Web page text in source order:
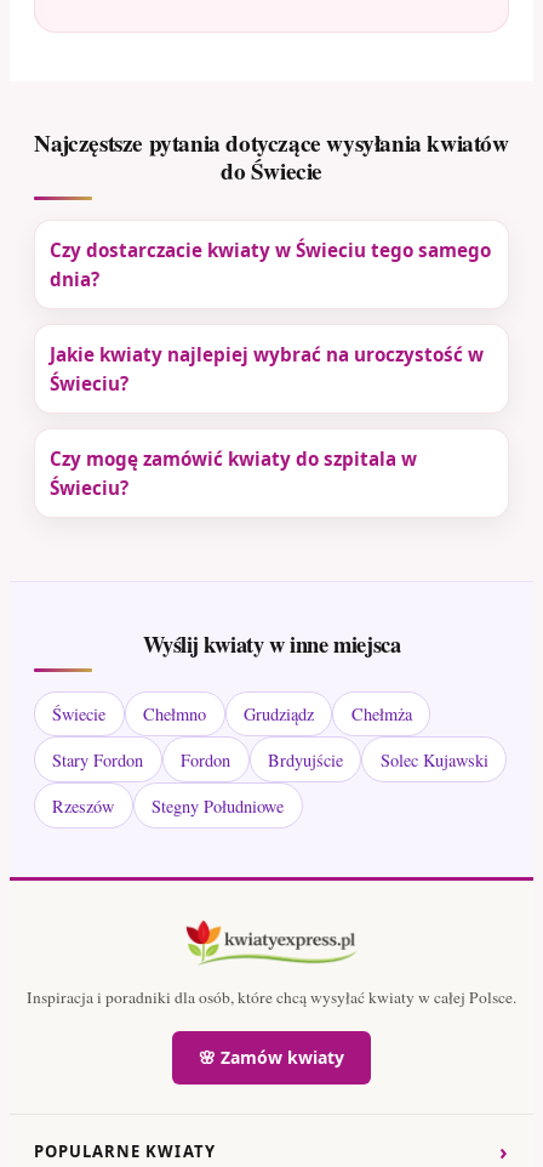
Najczęstsze pytania dotyczące wysyłania kwiatów
do Świecie
Czy dostarczacie kwiaty w Świeciu tego samego
dnia?
Jakie kwiaty najlepiej wybrać na uroczystość w
Świeciu?
Czy mogę zamówić kwiaty do szpitala w
Świeciu?
Wyślij kwiaty w inne miejsca
Świecie Chełmno Grudziądz
Chełmża
Stary Fordon
Fordon Brdyujście
Solec Kujawski
Rzeszów
Stegny Południowe
Inspiracja i poradniki dla osób, które chcą wysyłać kwiaty w całej Polsce.
🌸 Zamów kwiaty
POPULARNE KWIATY ›